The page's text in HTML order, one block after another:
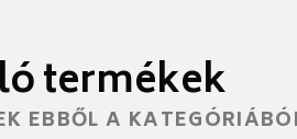
termékek
EBBŐL A